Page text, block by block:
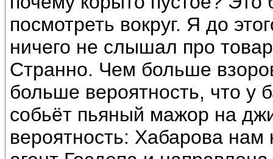
посмотреть вокруг. Я до
ничего не слышал про
Странно. Чем больше
больше вероятность, что у
собьёт пьяный мажор на
вероятность: Хабарова